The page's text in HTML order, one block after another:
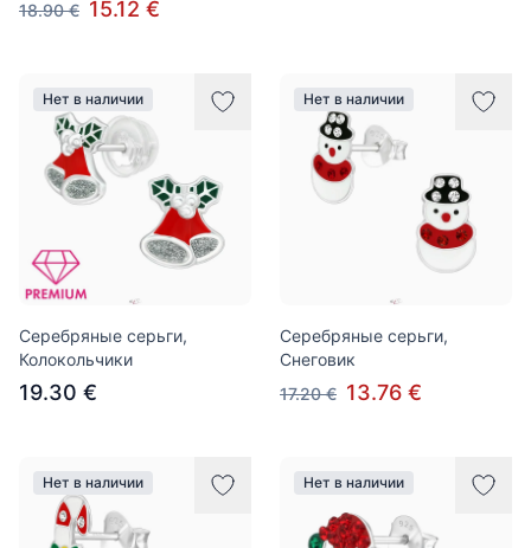
18.90 € 15.12 €
Нет в наличии
Серебряные серьги,
Колокольчики
19.30 €
Нет в наличии
Серебряные серьги,
Снеговик
17.20 € 13.76 €
Нет в наличии Нет в наличии